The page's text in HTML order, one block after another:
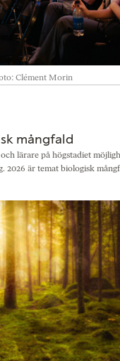
Clément Morin
mångfald
lärare på högstadiet
2026 är temat biologisk